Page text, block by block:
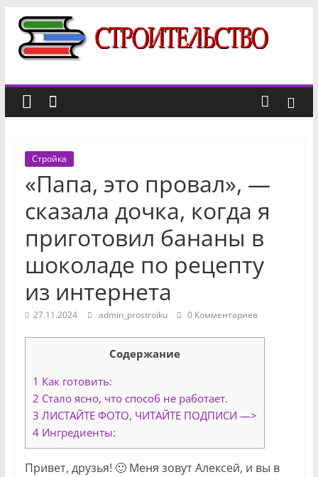
Перейти
содержимому
Строительный
портал
факты
строительстве
Стройка
«Папа, это провал», —
сказала дочка, когда я
приготовил бананы в
шоколаде по рецепту
из интернета
27.11.2024 admin_prostroiku 0 Комментариев
Содержание
1 Как готовить:
2 Стало ясно, что способ не работает.
3 ЛИСТАЙТЕ ФОТО, ЧИТАЙТЕ ПОДПИСИ —>
4Ингредиенты:
Привет, друзья! 🙂 Меня зовут Алексей, и вы в